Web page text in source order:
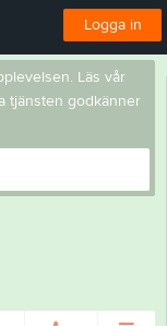
Logga in
Läs vår
tjänsten godkänner